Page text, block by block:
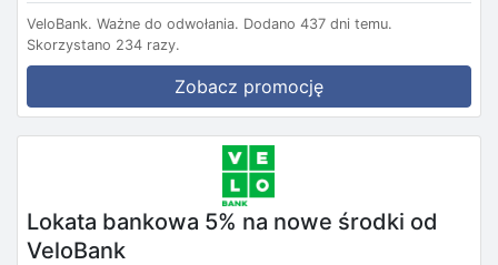
VeloBank. Ważne do odwołania. Dodano 437 dni temu.
Skorzystano 234 razy.
Zobacz promocję
Lokata bankowa 5% na nowe środki od
VeloBank